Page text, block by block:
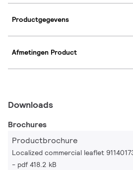
Productgegevens
Afmetingen Product
Downloads
Brochures
Productbrochure
Localized commercial leaflet
pdf 418.2 kB